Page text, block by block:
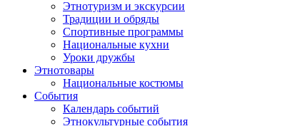
Этнотуризм и экскурсии
Традиции и обряды
Спортивные программы
Национальные кухни
Уроки дружбы
Этнотовары
Национальные костюмы
События
Календарь событий
Этнокультурные события